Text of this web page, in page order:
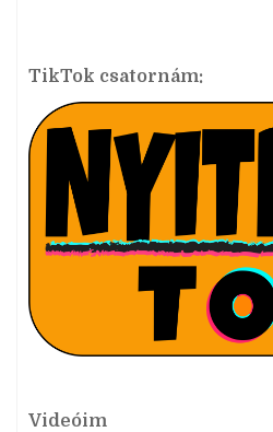
TikTok csatornám:
Videóim